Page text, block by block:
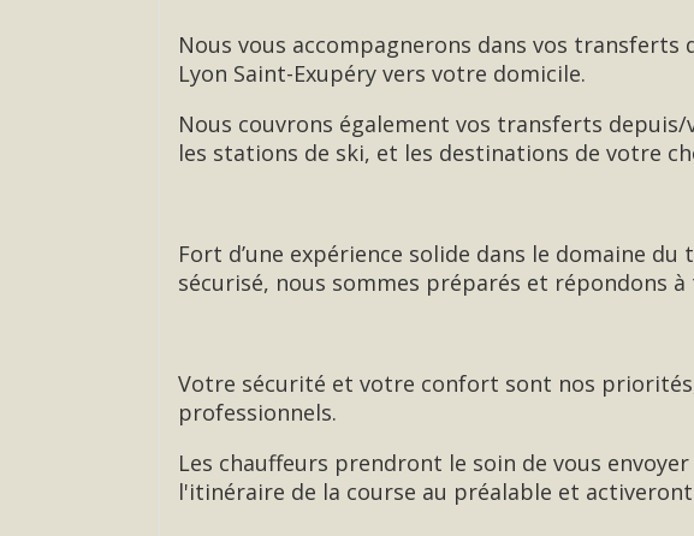
Nous vous accompagnerons dans vos
Lyon Saint-Exupéry vers votre domicile.
Nous couvrons également vos transferts depuis/
les stations de ski, et les destinations de votre
Fort d’une expérience solide dans le domaine
sécurisé, nous sommes préparés et répondons
Votre sécurité et votre confort sont nos
professionnels.
Les chauffeurs prendront le soin de vous
l'itinéraire de la course au préalable et